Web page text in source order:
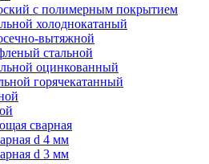
с полимерным покрытием
холоднокатаный
вытяжной
стальной
оцинкованный
горячекатанный
сварная
d 4 мм
d 3 мм